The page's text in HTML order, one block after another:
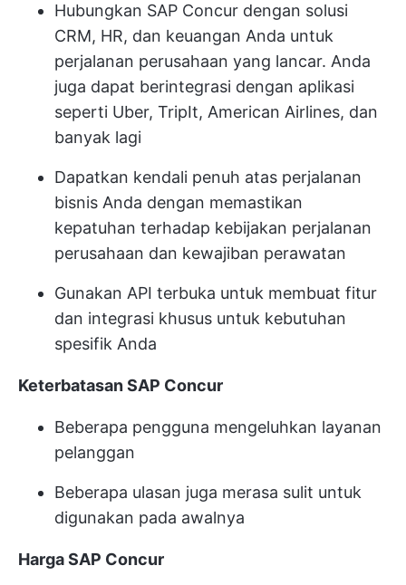
Hubungkan SAP Concur dengan solusi
CRM, HR, dan keuangan Anda untuk
perjalanan perusahaan yang lancar. Anda
juga dapat berintegrasi dengan aplikasi
seperti Uber, TripIt, American Airlines, dan
banyak lagi
Dapatkan kendali penuh atas perjalanan
bisnis Anda dengan memastikan
kepatuhan terhadap kebijakan perjalanan
perusahaan dan kewajiban perawatan
Gunakan API terbuka untuk membuat fitur
dan integrasi khusus untuk kebutuhan
spesifik Anda
Keterbatasan SAP Concur
Beberapa pengguna mengeluhkan layanan
pelanggan
Beberapa ulasan juga merasa sulit untuk
digunakan pada awalnya
Harga SAP Concur